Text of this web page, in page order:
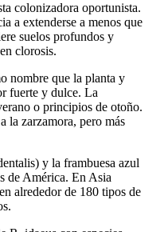
colonizadora oportunista.
a extenderse a menos que
suelos profundos y
clorosis.
nombre que la planta y
fuerte y dulce. La
o principios de otoño.
la zarzamora, pero más
y la frambuesa azul
de América. En Asia
alrededor de 180 tipos de